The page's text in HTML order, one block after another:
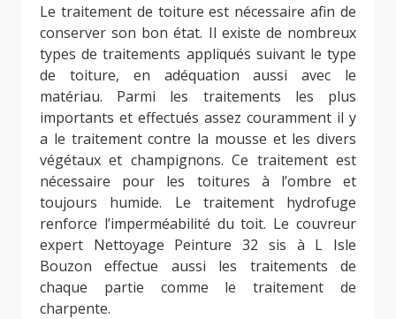
Le traitement de toiture est nécessaire afin de
conserver son bon état. Il existe de nombreux
types de traitements appliqués suivant le type
de toiture, en adéquation aussi avec le
matériau. Parmi les traitements les plus
importants et effectués assez couramment il y
a le traitement contre la mousse et les divers
végétaux et champignons. Ce traitement est
nécessaire pour les toitures à l’ombre et
toujours humide. Le traitement hydrofuge
renforce l’imperméabilité du toit. Le couvreur
expert Nettoyage Peinture 32 sis à L Isle
Bouzon effectue aussi les traitements de
chaque partie comme le traitement de
charpente.